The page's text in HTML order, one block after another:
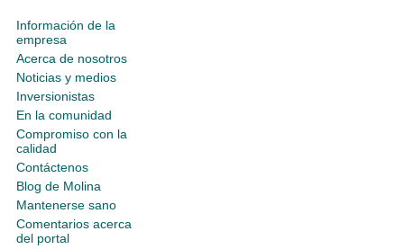
Información de la
empresa
Acerca de nosotros
Noticias y medios
Inversionistas
En la comunidad
Compromiso con la
calidad
Contáctenos
Blog de Molina
Mantenerse sano
Comentarios acerca
del portal